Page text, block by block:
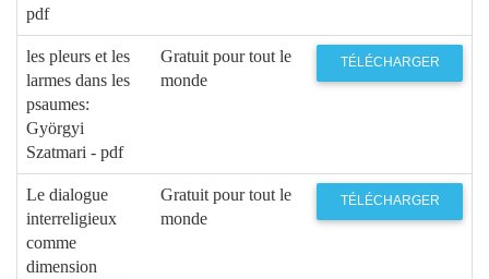
pdf
les pleurs et les
larmes dans les
psaumes:
Györgyi
Szatmari - pdf
Gratuit pour tout le
monde
TÉLÉCHARGER
Le dialogue
interreligieux
comme
dimension
Gratuit pour tout le
monde
TÉLÉCHARGER